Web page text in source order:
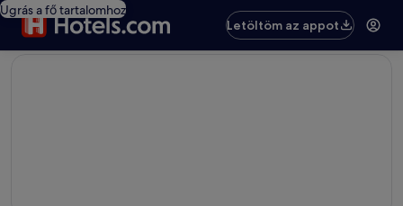
Ugrás a fő tartalomhoz
Letöltöm az appot